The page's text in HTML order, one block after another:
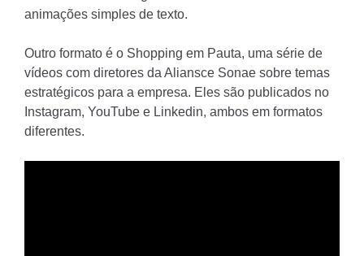
animações simples de texto.
Outro formato é o Shopping em Pauta, uma série de
vídeos com diretores da Aliansce Sonae sobre temas
estratégicos para a empresa. Eles são publicados no
Instagram, YouTube e Linkedin, ambos em formatos
diferentes.